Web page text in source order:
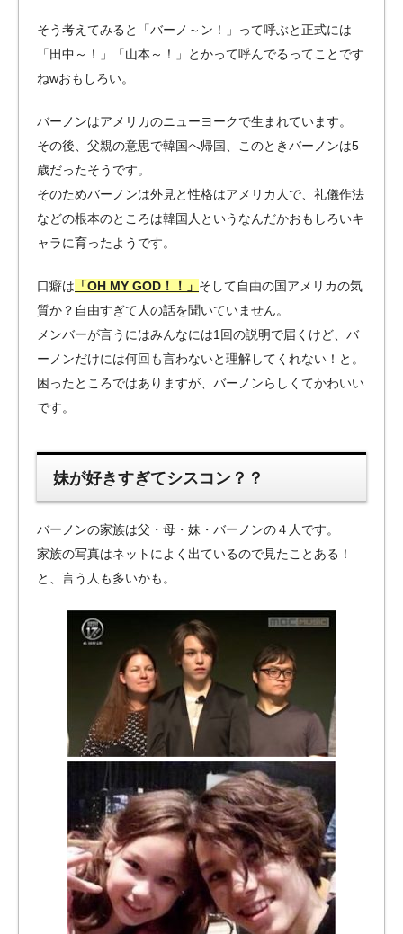
そう考えてみると「バーノ～ン！」って呼ぶと正式には
「田中～！」「山本～！」とかって呼んでるってことです
ねwおもしろい。
バーノンはアメリカのニューヨークで生まれています。
その後、父親の意思で韓国へ帰国、このときバーノンは5
歳だったそうです。
そのためバーノンは外見と性格はアメリカ人で、礼儀作法
などの根本のところは韓国人というなんだかおもしろいキ
ャラに育ったようです。
口癖は 「OH MY GOD！！」 そして自由の国アメリカの気
質か？自由すぎて人の話を聞いていません。
メンバーが言うにはみんなには1回の説明で届くけど、バ
ーノンだけには何回も言わないと理解してくれない！と。
困ったところではありますが、バーノンらしくてかわいい
です。
妹が好きすぎてシスコン？？
バーノンの家族は父・母・妹・バーノンの４人です。
家族の写真はネットによく出ているので見たことある！
と、言う人も多いかも。